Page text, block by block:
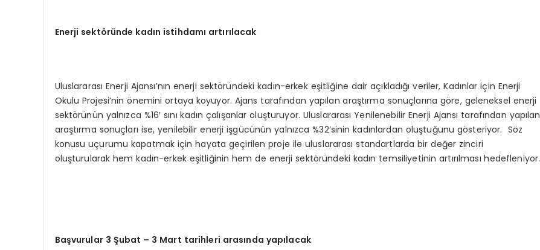
Enerji sektöründe kadın istihdamı artırılacak
Uluslararası Enerji Ajansı’nın enerji sektöründeki kadın-erkek eşitliğine dair açıkladığı veriler, Kadınlar için Enerji
Okulu Projesi’nin önemini ortaya koyuyor. Ajans tarafından yapılan araştırma sonuçlarına göre, geleneksel enerji
sektörünün yalnızca %16′ sını kadın çalışanlar oluşturuyor. Uluslararası Yenilenebilir Enerji Ajansı tarafından yapılan
araştırma sonuçları ise, yenilebilir enerji işgücünün yalnızca %32’sinin kadınlardan oluştuğunu gösteriyor. Söz
konusu uçurumu kapatmak için hayata geçirilen proje ile uluslararası standartlarda bir değer zinciri
oluşturularak hem kadın-erkek eşitliğinin hem de enerji sektöründeki kadın temsiliyetinin artırılması hedefleniyor.
Başvurular 3 Şubat – 3 Mart tarihleri arasında yapılacak